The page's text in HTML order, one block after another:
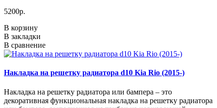
5200р.
В корзину
В закладки
В сравнение
Накладка на решетку радиатора d10 Kia Rio (2015-)
Накладка на решетку радиатора или бампера – это
декоративная функциональная накладка на решетку радиатора